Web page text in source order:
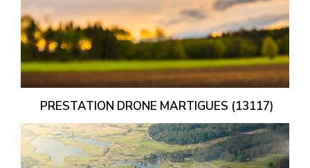
PRESTATION DRONE MARTIGUES (13117)